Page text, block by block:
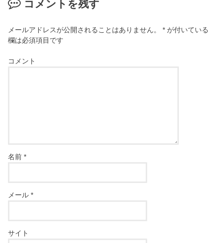
コメントを残す
メールアドレスが公開されることはありません。 * が付いている
欄は必須項目です
コメント
名前*
メール*
サイト